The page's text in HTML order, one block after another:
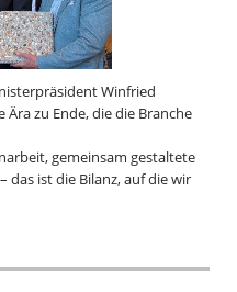
Winfried
zu Ende, die die Branche
gemeinsam gestaltete
das ist die Bilanz, auf die wir